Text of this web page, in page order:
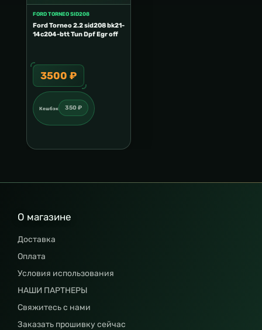
FORD TORNEO SID208
Ford Torneo 2.2 sid208 bk21-
14c204-btt Tun Dpf Egr off
3500 ₽
Кешбэк 350 ₽
О магазине
Доставка
Оплата
Условия использования
НАШИ ПАРТНЕРЫ
Свяжитесь с нами
Заказать прошивку сейчас